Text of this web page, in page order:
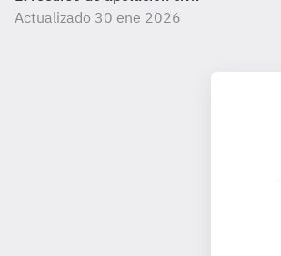
Actualizado 30 ene 2026